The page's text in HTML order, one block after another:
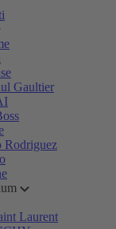
Gaultier
Rodriguez
Laurent